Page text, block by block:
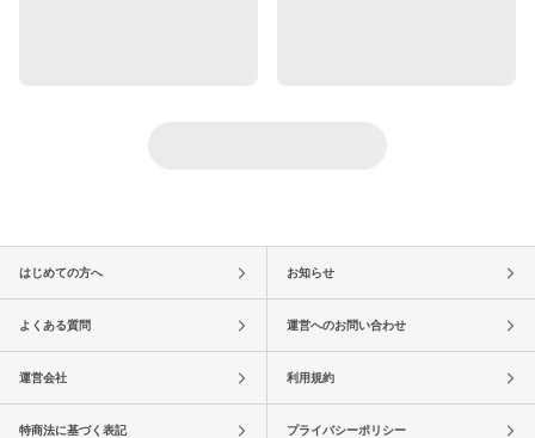
はじめての方へ お知らせ
よくある質問 運営へのお問い合わせ
運営会社 利用規約
特商法に基づく表記 プライバシーポリシー